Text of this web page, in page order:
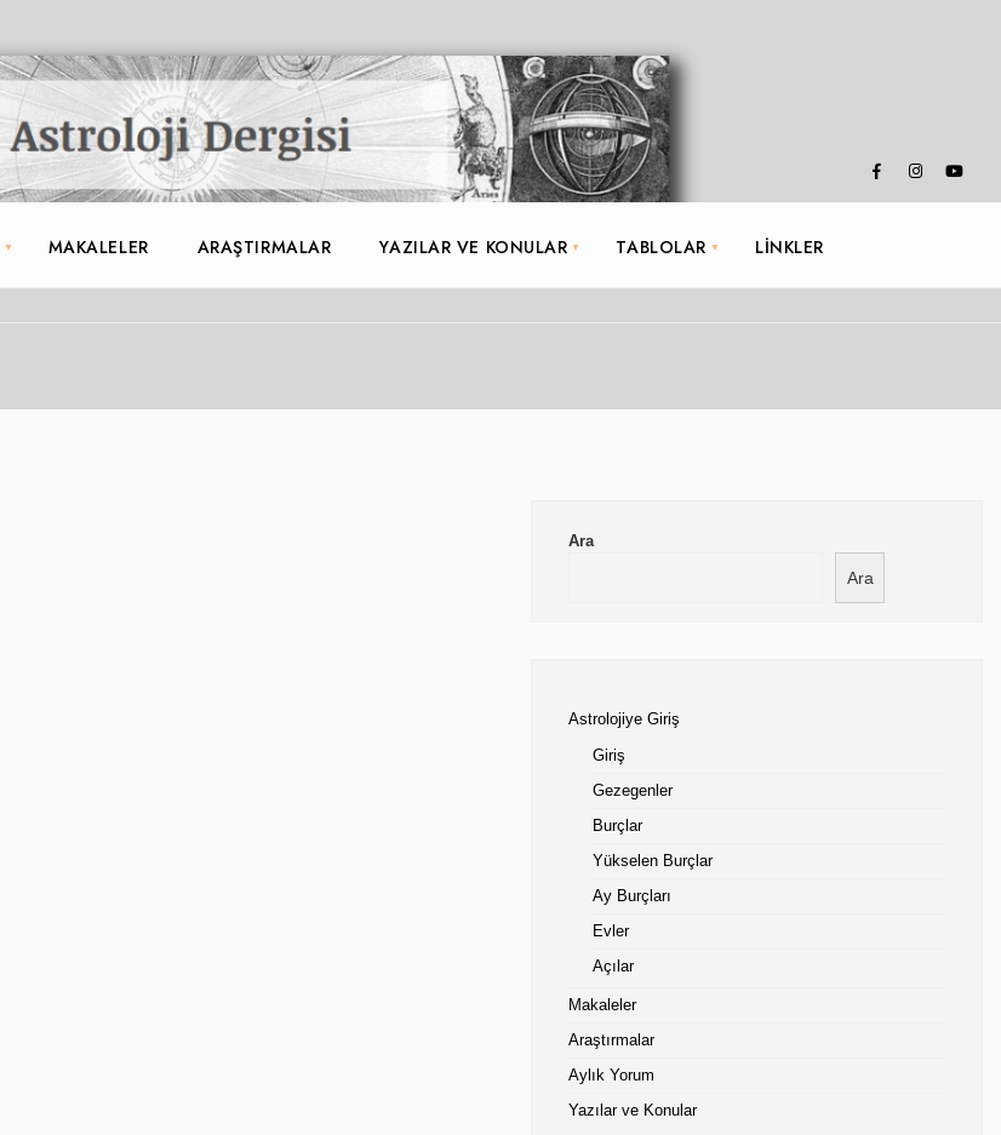
MAKALELER ARAŞTIRMALAR YAZILAR VE KONULAR TABLOLAR LINKLER
Ara
Ara
Astrolojiye Giriş
Giriş
Gezegenler
Burçlar
Yükselen Burçlar
Ay Burçları
Evler
Açılar
Makaleler
Araştırmalar
Aylık Yorum
Yazılar ve Konular